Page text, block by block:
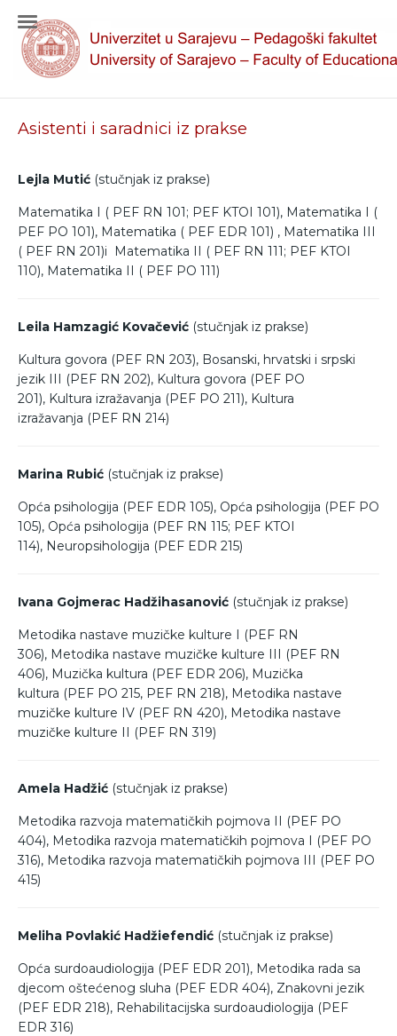
Asistenti i saradnici iz prakse
Lejla Mutić (stučnjak iz prakse)
Matematika I ( PEF RN 101; PEF KTOI 101), Matematika I (
PEF PO 101), Matematika ( PEF EDR 101) , Matematika III
( PEF RN 201)i Matematika II ( PEF RN 111; PEF KTOI
110), Matematika II ( PEF PO 111)
Leila Hamzagić Kovačević (stučnjak iz prakse)
Kultura govora (PEF RN 203), Bosanski, hrvatski i srpski
jezik III (PEF RN 202), Kultura govora (PEF PO
201), Kultura izražavanja (PEF PO 211), Kultura
izražavanja (PEF RN 214)
Marina Rubić (stučnjak iz prakse)
Opća psihologija (PEF EDR 105), Opća psihologija (PEF PO
105), Opća psihologija (PEF RN 115; PEF KTOI
114), Neuropsihologija (PEF EDR 215)
Ivana Gojmerac Hadžihasanović (stučnjak iz prakse)
Metodika nastave muzičke kulture I (PEF RN
306), Metodika nastave muzičke kulture III (PEF RN
406), Muzička kultura (PEF EDR 206), Muzička
kultura (PEF PO 215, PEF RN 218), Metodika nastave
muzičke kulture IV (PEF RN 420), Metodika nastave
muzičke kulture II (PEF RN 319)
Amela Hadžić (stučnjak iz prakse)
Metodika razvoja matematičkih pojmova II (PEF PO
404), Metodika razvoja matematičkih pojmova I (PEF PO
316), Metodika razvoja matematičkih pojmova III (PEF PO
415)
Meliha Povlakić Hadžiefendić (stučnjak iz prakse)
Opća surdoaudiologija (PEF EDR 201), Metodika rada sa
djecom oštećenog sluha (PEF EDR 404), Znakovni jezik
(PEF EDR 218), Rehabilitacijska surdoaudiologija (PEF
EDR 316)